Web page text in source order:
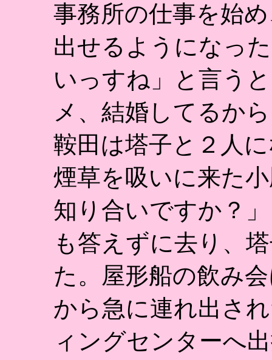
事務所の仕事を始
出せるようになっ
いっすね」と言う
メ、結婚してるか
鞍田は塔子と２人
煙草を吸いに来た
知り合いですか？
も答えずに去り、
た。屋形船の飲み
から急に連れ出さ
ィングセンターへ